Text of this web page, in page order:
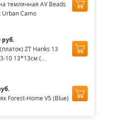
темлячная AV Beads
Urban Camo
руб.
ZT Hanks 13
10 13*13см (...
Forest-Home V5 (Blue)